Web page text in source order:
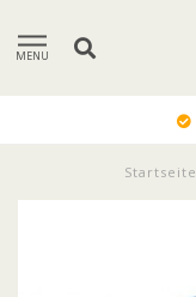
MENU
Startseite